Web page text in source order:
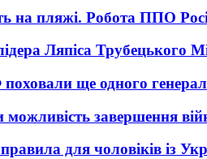
на пляжі. Робота ППО
Ляпіса Трубецького
ще одного
завершення
для чоловіків із